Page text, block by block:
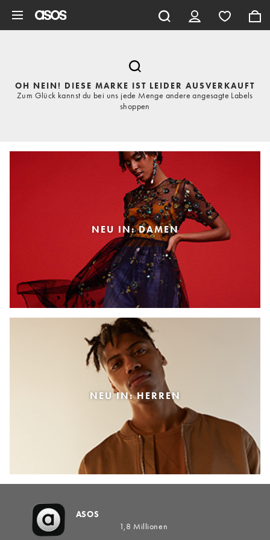
OH NEIN! DIESE MARKE IST LEIDER AUSVERKAUFT
Zum Glück kannst du bei uns jede Menge andere angesagte Labels
shoppen
NEU IN: DAMEN
NEU IN: HERREN
ASOS
1,8 Millionen